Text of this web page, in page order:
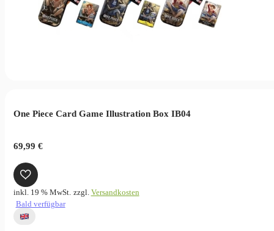
One Piece Card Game Illustration Box IB04
69,99 €
inkl. 19 % MwSt. zzgl. Versandkosten
Bald verfügbar